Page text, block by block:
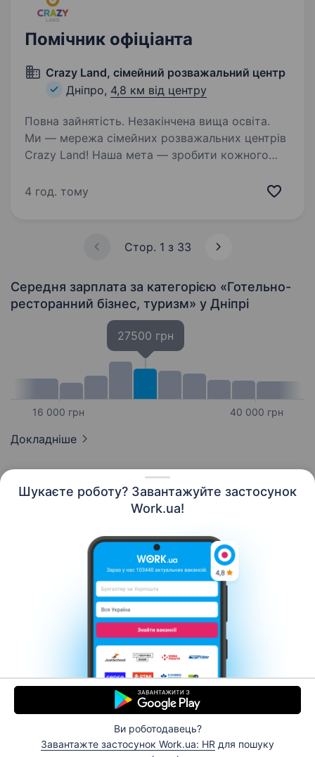
Шукаєте роботу? Завантажуйте застосунок
Work.ua!
Ви роботодавець?
Завантажте застосунок Work.ua: HR для пошуку
Помічник офіціанта
Crazy Land, сімейний розважальний центр
Дніпро, 4,8 км від центру
Повна зайнятість. Незакінчена вища освіта.
Ми — мережа сімейних розважальних центрів
Crazy Land! Наша мета — зробити кожного
команди та даруйте емоції разом з нами!
4 год. тому
Стор. 1 з 33
Середня зарплата за категорією «Готельно-
ресторанний бізнес, туризм» у Дніпрі
16 000 грн
27500 грн
40 000 грн
Докладніше
Контакти Про нас
Кар’єра
Допомога Умови використання
© 2006–2026 Work.ua. Сервіс пошуку роботи №1 в